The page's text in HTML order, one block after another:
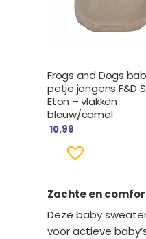
Frogs and Dogs
petje jongens F&D
Eton – vlakken
blauw/camel
10.99
Zachte en
Deze baby
voor actieve